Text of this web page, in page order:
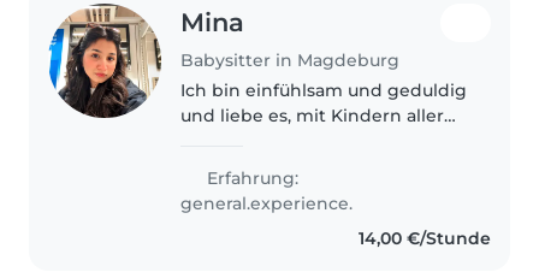
Mina
Babysitter in Magdeburg
Ich bin einfühlsam und geduldig
und liebe es, mit Kindern aller
habe einen Erste-Hilfe-Kurs
absolviert und spreche Deutsch,
Englisch und Urdu. Zu meinen..
Erfahrung:
general.experience.
14,00 €/Stunde